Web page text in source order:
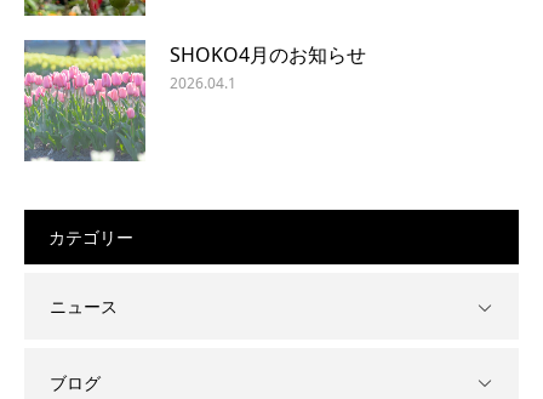
SHOKO4月のお知らせ
2026.04.1
カテゴリー
ニュース
ブログ